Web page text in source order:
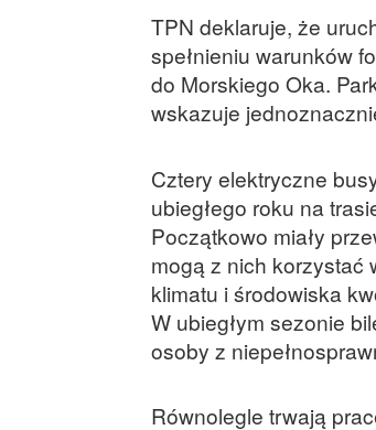
TPN deklaruje, że
spełnieniu warunków
do Morskiego Oka.
wskazuje
Cztery elektryczne
ubiegłego roku na
Początkowo miały
mogą z nich korzystać
klimatu i środowiska
W ubiegłym sezonie
osoby z
Równolegle trwają